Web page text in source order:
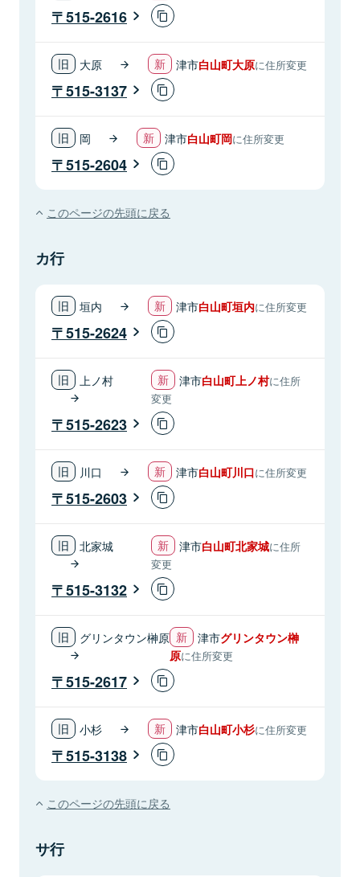
515-2616
大原 津市白山町大原に住所変更
515-3137
岡 津市白山町岡に住所変更
515-2604
このページの先頭に戻る
カ行
垣内 津市白山町垣内に住所変更
515-2624
上ノ村 津市白山町上ノ村に住所
変更
515-2623
川口 津市白山町川口に住所変更
515-2603
北家城 津市白山町北家城に住所
変更
515-3132
グリンタウン榊原 津市グリンタウン榊
原に住所変更
515-2617
小杉 津市白山町小杉に住所変更
515-3138
このページの先頭に戻る
サ行